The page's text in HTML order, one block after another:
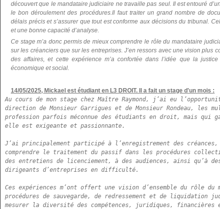
découvert que le mandataire judiciaire ne travaille pas seul. Il est entouré
le bon déroulement des procédures.Il faut traiter un grand nombre de
délais précis et s’assurer que tout est conforme aux décisions du tribunal.
et une bonne capacité d’analyse.
Ce stage m’a donc permis de mieux comprendre le rôle du mandataire
sur les créanciers que sur les entreprises. J’en ressors avec une vision plus
des affaires, et cette expérience m’a confortée dans l’idée que la
économique et social.
14/05/2025, Mickael est étudiant en L3 DROIT. Il a fait un stage d'un mois :
Au cours de mon stage chez Maître Raymond, j’ai eu
direction de Monsieur Garrigues et de Monsieur Rondeau, les
profession parfois méconnue des étudiants en droit, mais qui
elle est exigeante et passionnante.
J’ai principalement participé à l’enregistrement des créances,
comprendre le traitement du passif dans les procédures
des entretiens de licenciement, à des audiences, ainsi qu’à
dirigeants d’entreprises en difficulté.
Ces expériences m’ont offert une vision d’ensemble du rôle
procédures de sauvegarde, de redressement et de liquidation
mesurer la diversité des compétences, juridiques,